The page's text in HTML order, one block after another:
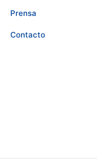
Prensa
Contacto